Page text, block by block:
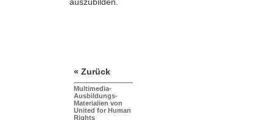
« Zurück
Multimedia-
Ausbildungs-
Materialien von
United for Human
Rights